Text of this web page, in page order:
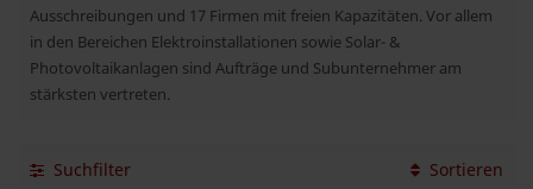
Ausschreibungen und 17 Firmen mit freien Kapazitäten. Vor allem
in den Bereichen Elektroinstallationen sowie Solar- &
Photovoltaikanlagen sind Aufträge und Subunternehmer am
stärksten vertreten.
Suchfilter Sortieren